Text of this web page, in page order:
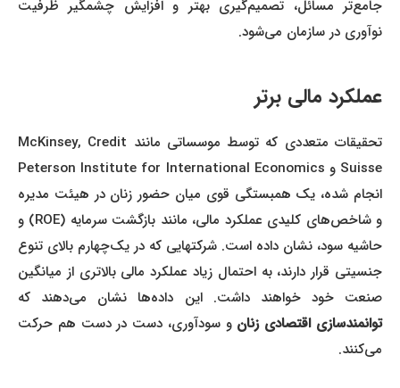
جامع‌تر مسائل، تصمیم‌گیری بهتر و افزایش چشمگیر ظرفیت
نوآوری در سازمان می‌شود.
عملکرد مالی برتر
تحقیقات متعددی که توسط موسساتی مانند McKinsey, Credit
Suisse و Peterson Institute for International Economics
انجام شده، یک همبستگی قوی میان حضور زنان در هیئت مدیره
و شاخص‌های کلیدی عملکرد مالی، مانند بازگشت سرمایه (ROE) و
حاشیه سود، نشان داده است. شرکتهایی که در یک‌چهارم بالای تنوع
جنسیتی قرار دارند، به احتمال زیاد عملکرد مالی بالاتری از میانگین
صنعت خود خواهند داشت. این داده‌ها نشان می‌دهند که
توانمندسازی اقتصادی زنان و سودآوری، دست در دست هم حرکت
می‌کنند.